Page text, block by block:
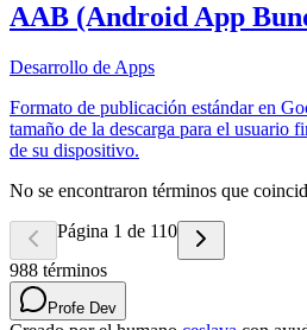
AAB (Android App
Desarrollo de Apps
Formato de publicación estándar en
tamaño de la descarga para el usuario
de su dispositivo.
No se encontraron términos que
Página 1 de 110
988 términos
Profe Dev